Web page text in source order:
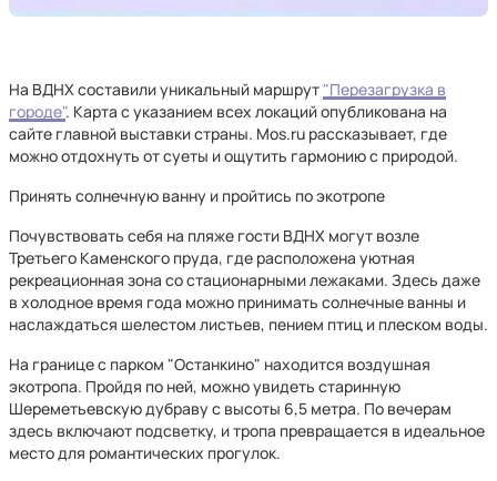
На ВДНХ составили уникальный маршрут "Перезагрузка в
городе". Карта с указанием всех локаций опубликована на
сайте главной выставки страны. Mos.ru рассказывает, где
можно отдохнуть от суеты и ощутить гармонию с природой.
Принять солнечную ванну и пройтись по экотропе
Почувствовать себя на пляже гости ВДНХ могут возле
Третьего Каменского пруда, где расположена уютная
рекреационная зона со стационарными лежаками. Здесь даже
в холодное время года можно принимать солнечные ванны и
наслаждаться шелестом листьев, пением птиц и плеском воды.
На границе с парком "Останкино" находится воздушная
экотропа. Пройдя по ней, можно увидеть старинную
Шереметьевскую дубраву с высоты 6,5 метра. По вечерам
здесь включают подсветку, и тропа превращается в идеальное
место для романтических прогулок.